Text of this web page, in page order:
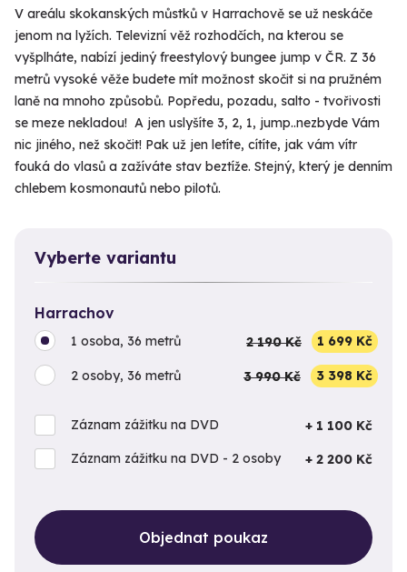
V areálu skokanských můstků v Harrachově se už neskáče
jenom na lyžích. Televizní věž rozhodčích, na kterou se
vyšplháte, nabízí jediný freestylový bungee jump v ČR. Z 36
metrů vysoké věže budete mít možnost skočit si na pružném
laně na mnoho způsobů. Popředu, pozadu, salto - tvořivosti
se meze nekladou! A jen uslyšíte 3, 2, 1, jump..nezbyde Vám
nic jiného, než skočit! Pak už jen letíte, cítíte, jak vám vítr
fouká do vlasů a zažíváte stav beztíže. Stejný, který je denním
chlebem kosmonautů nebo pilotů.
Vyberte variantu
Harrachov
1 osoba, 36 metrů 2 190 Kč 1 699 Kč
2 osoby, 36 metrů 3 990 Kč 3 398 Kč
Záznam zážitku na DVD + 1 100 Kč
Záznam zážitku na DVD - 2 osoby + 2 200 Kč
Objednat poukaz